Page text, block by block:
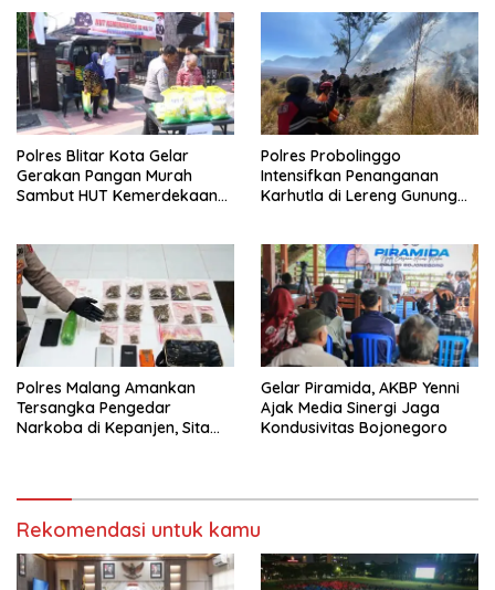
Polres Blitar Kota Gelar
Gerakan Pangan Murah
Sambut HUT Kemerdekaan
Polres Probolinggo
Intensifkan Penanganan
Karhutla di Lereng Gunung
Polres Malang Amankan
Tersangka Pengedar
Narkoba di Kepanjen, Sita
Gelar Piramida, AKBP Yenni
Ajak Media Sinergi Jaga
Kondusivitas Bojonegoro
Rekomendasi untuk kamu